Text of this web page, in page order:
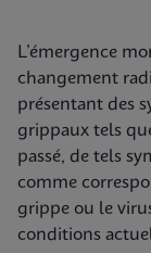
L’émergence
changement
présentant des
grippaux tels
passé, de tels
comme
grippe ou le
conditions